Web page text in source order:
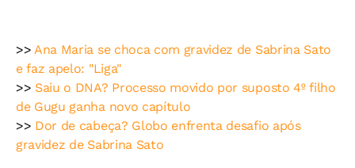
>>Ana Maria se choca com gravidez de Sabrina Sato
e faz apelo: "Liga"
>> Saiu o DNA? Processo movido por suposto 4º filho
de Gugu ganha novo capítulo
>> Dor de cabeça? Globo enfrenta desafio após
gravidez de Sabrina Sato